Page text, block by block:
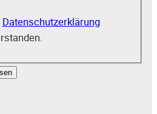
Datenschutzerklärung